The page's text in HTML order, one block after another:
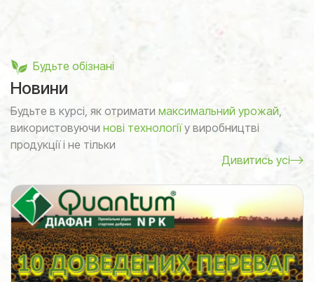
Будьте обізнані
Новини
Будьте в курсі, як отримати максимальний урожай,
використовуючи нові технологіїу виробництві
продукції і не тільки
Дивитись усі